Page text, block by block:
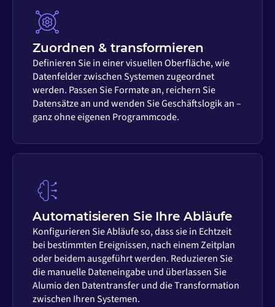
Zuordnen & transformieren
Definieren Sie in einer visuellen Oberfläche, wie
Datenfelder zwischen Systemen zugeordnet
werden. Passen Sie Formate an, reichern Sie
Datensätze an und wenden Sie Geschäftslogik an –
ganz ohne eigenen Programmcode.
Automatisieren Sie Ihre Abläufe
Konfigurieren Sie Abläufe so, dass sie in Echtzeit
bei bestimmten Ereignissen, nach einem Zeitplan
oder beidem ausgeführt werden. Reduzieren Sie
die manuelle Dateneingabe und überlassen Sie
Alumio den Datentransfer und die Transformation
zwischen Ihren Systemen.